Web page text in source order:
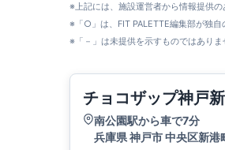
※上記には、施設運営者から情報提供
※「○」は、FIT PALETTE編集部が独自
※「－」は未提供を示すものではあり
チョコザップ神戸
南公園駅から車で7分
兵庫県 神戸市 中央区新